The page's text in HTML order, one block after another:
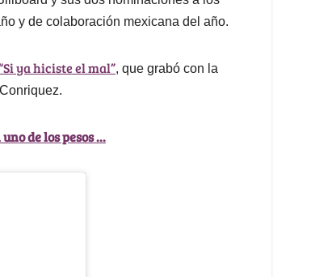
y de colaboración mexicana del año.
ya hiciste el mal”, que grabó con la
de los pesos ...